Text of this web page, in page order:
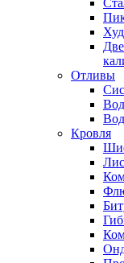
Отливы
Кровля